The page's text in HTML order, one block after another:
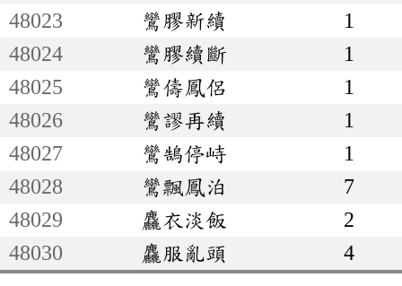
48023
鸞膠新續
1
48024
鸞膠續斷
1
48025
鸞儔鳳侶
1
48026
鸞謬再續
1
48027
鸞鵠停峙
1
48028
鸞飄鳳泊
7
48029
麤衣淡飯
2
48030
麤服亂頭 4